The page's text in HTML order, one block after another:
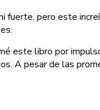
fuerte, pero este
este libro por
A pesar de las